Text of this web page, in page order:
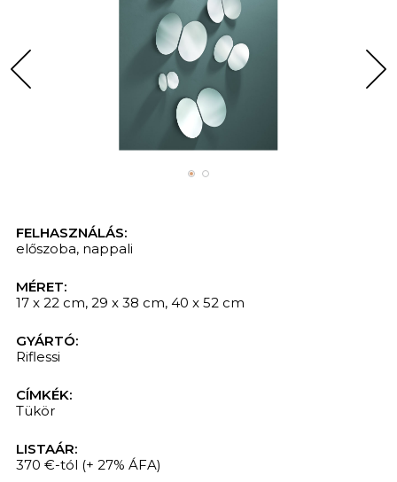
FELHASZNÁLÁS:
előszoba, nappali
MÉRET:
17 x 22 cm, 29 x 38 cm, 40 x 52 cm
GYÁRTÓ:
Riflessi
CÍMKÉK:
Tükör
LISTAÁR:
370 €-tól (+ 27% ÁFA)